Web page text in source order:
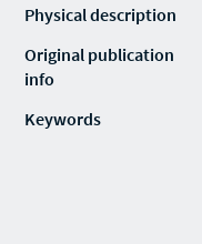
Physical description
Original publication
info
Keywords